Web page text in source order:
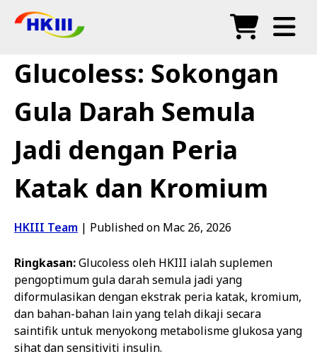
Soalan Lazim
Blog
Agen Sah
Kedai
Glucoless: Sokongan
Gula Darah Semula
Jadi dengan Peria
Katak dan Kromium
HKIII Team | Published on Mac 26, 2026
Ringkasan:Glucoless oleh HKIII ialah suplemen
pengoptimum gula darah semula jadi yang
diformulasikan dengan ekstrak peria katak, kromium,
dan bahan-bahan lain yang telah dikaji secara
saintifik untuk menyokong metabolisme glukosa yang
sihat dan sensitiviti insulin.